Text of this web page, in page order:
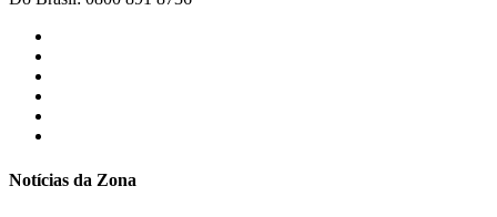
Notícias da Zona